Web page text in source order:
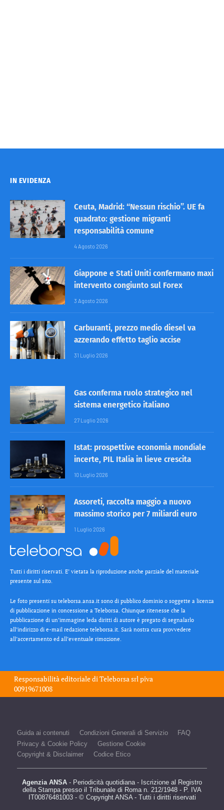
IN EVIDENZA
Ceuta, Madrid: “Nessun rischio”. UE fa
quadrato: gestione migranti
responsabilità comune
4 Agosto 2026
Giappone e Stati Uniti confermano maxi
intervento congiunto sul Forex
3 Agosto 2026
Carburanti, prezzo medio diesel va
azzerando effetto taglio accise
31 Luglio 2026
Gas conferma ruolo strategico nel
sistema energetico italiano
27 Luglio 2026
Istat: prospettive economia mondiale
incerte, PIL Italia in lieve crescita
10 Luglio 2026
Assoreti, raccolta maggio a nuovo
massimo storico per 7 miliardi euro
1 Luglio 2026
Tutti i diritti riservati. E’ vietata la riproduzione anche parziale del materiale
presente sul sito.
Le foto presenti su teleborsa.ansa.it sono di pubblico dominio o soggette a licenza
di pubblicazione in concessione a Teleborsa. Chiunque ritenesse che la
pubblicazione di un’immagine leda diritti di autore è pregato di segnalarlo
all’indirizzo di e-mail redazione teleborsa.it. Sarà nostra cura provvedere
all’accertamento ed all’eventuale rimozione.
Responsabilità editoriale diTeleborsa srlpiva
00919671008
Guida ai contenuti Condizioni Generali di Servizio
FAQ
Privacy & Cookie Policy
Gestione Cookie
Copyright & Disclaimer
Codice Etico
Agenzia ANSA - Periodicità quotidiana - Iscrizione al Registro
della Stampa presso il Tribunale di Roma n. 212/1948 - P. IVA
IT00876481003 - © Copyright ANSA - Tutti i diritti riservati